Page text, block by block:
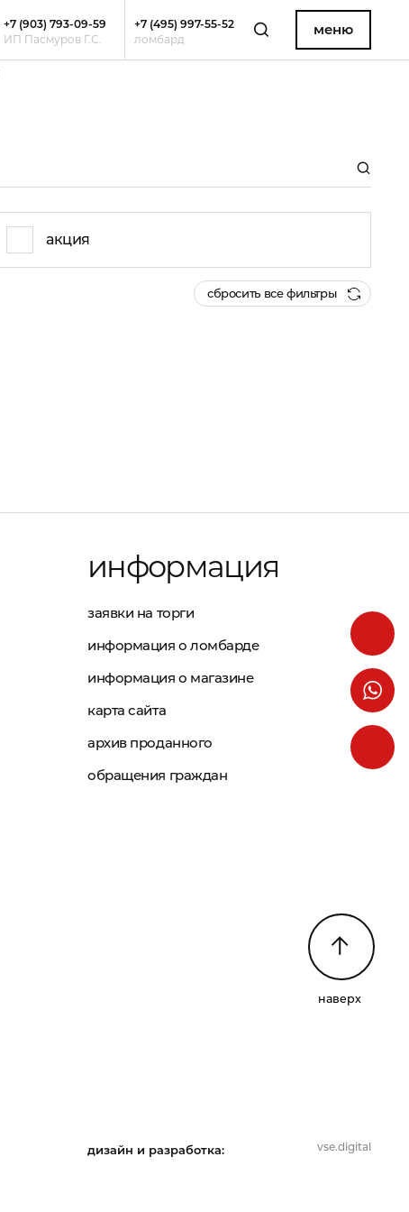
+7 (903) 793-09-59
ИП Пасмуров Г.С.
+7 (495) 997-55-52
ломбард
меню
акция
сбросить все фильтры
информация
заявки на торги
информация о ломбарде
информация о магазине
карта сайта
архив проданного
обращения граждан
наверх
дизайн и разработка: vse.digital